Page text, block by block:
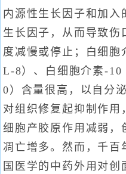
内源性生长因子和加入
生长因子，从而导致伤
度减慢或停止；白细胞
L-8）、白细胞介素-10
0）含量很高，以自分
对组织修复起抑制作用
细胞产胶原作用减弱，
凋亡增多。然而，千百
国医学的中药外用对创